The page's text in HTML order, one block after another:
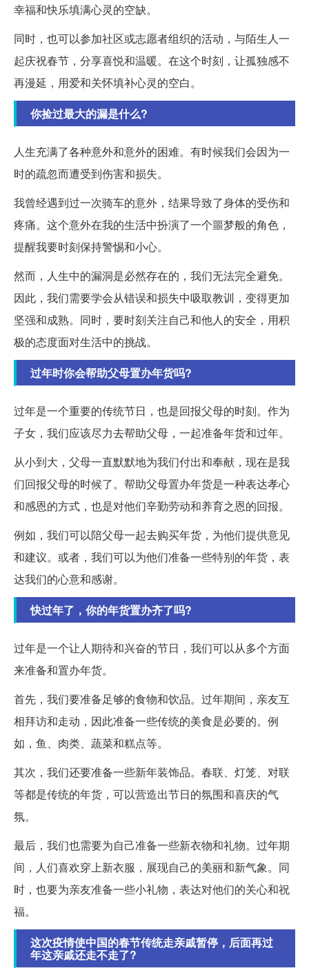
幸福和快乐填满心灵的空缺。
同时，也可以参加社区或志愿者组织的活动，与陌生人一
起庆祝春节，分享喜悦和温暖。在这个时刻，让孤独感不
再漫延，用爱和关怀填补心灵的空白。
你捡过最大的漏是什么?
人生充满了各种意外和意外的困难。有时候我们会因为一
时的疏忽而遭受到伤害和损失。
我曾经遇到过一次骑车的意外，结果导致了身体的受伤和
疼痛。这个意外在我的生活中扮演了一个噩梦般的角色，
提醒我要时刻保持警惕和小心。
然而，人生中的漏洞是必然存在的，我们无法完全避免。
因此，我们需要学会从错误和损失中吸取教训，变得更加
坚强和成熟。同时，要时刻关注自己和他人的安全，用积
极的态度面对生活中的挑战。
过年时你会帮助父母置办年货吗?
过年是一个重要的传统节日，也是回报父母的时刻。作为
子女，我们应该尽力去帮助父母，一起准备年货和过年。
从小到大，父母一直默默地为我们付出和奉献，现在是我
们回报父母的时候了。帮助父母置办年货是一种表达孝心
和感恩的方式，也是对他们辛勤劳动和养育之恩的回报。
例如，我们可以陪父母一起去购买年货，为他们提供意见
和建议。或者，我们可以为他们准备一些特别的年货，表
达我们的心意和感谢。
快过年了，你的年货置办齐了吗?
过年是一个让人期待和兴奋的节日，我们可以从多个方面
来准备和置办年货。
首先，我们要准备足够的食物和饮品。过年期间，亲友互
相拜访和走动，因此准备一些传统的美食是必要的。例
如，鱼、肉类、蔬菜和糕点等。
其次，我们还要准备一些新年装饰品。春联、灯笼、对联
等都是传统的年货，可以营造出节日的氛围和喜庆的气
氛。
最后，我们也需要为自己准备一些新衣物和礼物。过年期
间，人们喜欢穿上新衣服，展现自己的美丽和新气象。同
时，也要为亲友准备一些小礼物，表达对他们的关心和祝
福。
这次疫情使中国的春节传统走亲戚暂停，后面再过
年这亲戚还走不走了?